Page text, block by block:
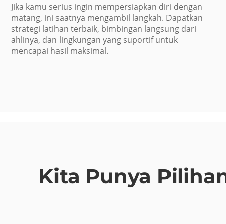
Jika kamu serius ingin mempersiapkan diri dengan
matang, ini saatnya mengambil langkah. Dapatkan
strategi latihan terbaik, bimbingan langsung dari
ahlinya, dan lingkungan yang suportif untuk
mencapai hasil maksimal.
Kita Punya